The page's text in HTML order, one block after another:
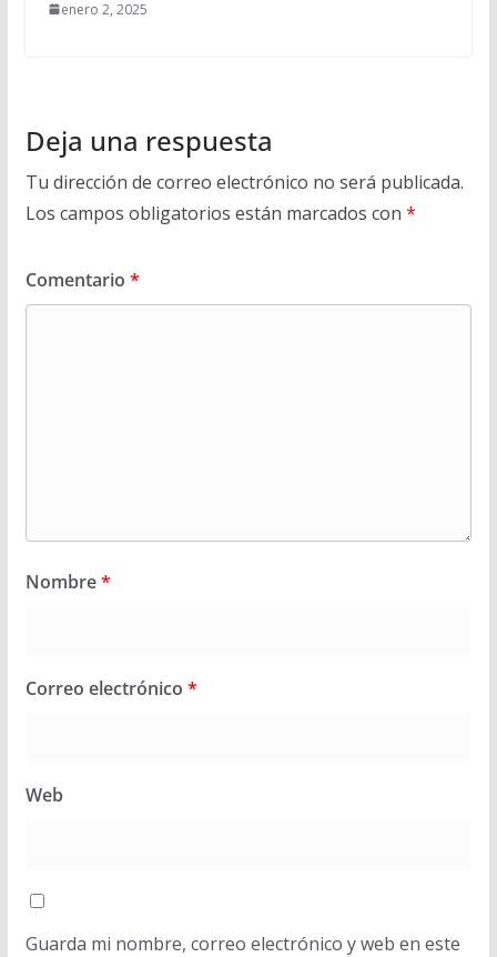
enero 2, 2025
Deja una respuesta
Tu dirección de correo electrónico no será publicada.
Los campos obligatorios están marcados con *
Comentario *
Nombre*
Correo electrónico *
Web
Guarda mi nombre, correo electrónico y web en este